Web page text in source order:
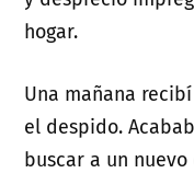
hogar.
Una mañana
el despido.
buscar a un